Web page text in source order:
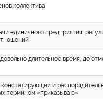
коллектива
единичного предприятия,
длительное время, до
констатирующей и
термином «приказываю»